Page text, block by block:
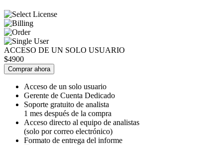
ACCESO DE UN SOLO USUARIO
$4900
Comprar ahora
Acceso de un solo usuario
Gerente de Cuenta Dedicado
Soporte gratuito de analista
1 mes después de la compra
Acceso directo al equipo de analistas
(solo por correo electrónico)
Formato de entrega del informe